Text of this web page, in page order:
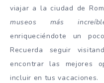
viajar a la ciudad de
museos más
enriqueciéndote un
Recuerda seguir
encontrar las mejores
incluir en tus vacaciones.